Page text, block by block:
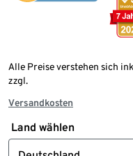
Alle Preise verstehen sich
zzgl.
Versandkosten
Land wählen